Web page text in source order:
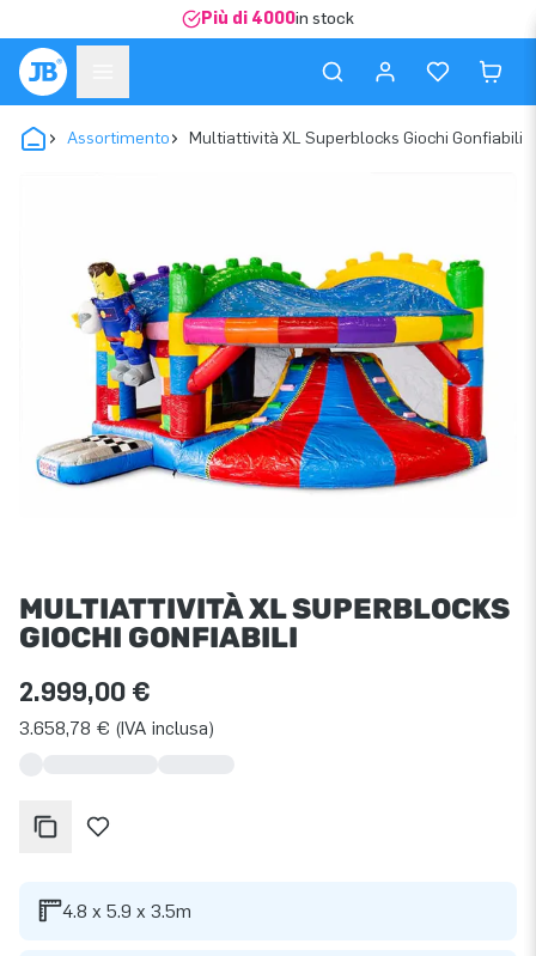
Più di 4000in stock
Assortimento Multiattività XL Superblocks Giochi Gonfiabili
MULTIATTIVITÀ XL SUPERBLOCKS
GIOCHI GONFIABILI
2.999,00 €
3.658,78 € (IVA inclusa)
4.8 x 5.9 x 3.5m